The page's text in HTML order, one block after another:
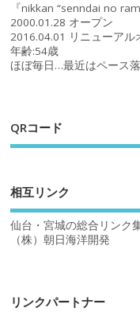
『nikkan “senndai no
2000.01.28 オープン
2016.04.01 リニューアル
年齢:54歳
ほぼ毎日…最近はペース落
QRコード
相互リンク
仙台・宮城の総合リンク
（株）朝日海洋開発
リンクパートナー